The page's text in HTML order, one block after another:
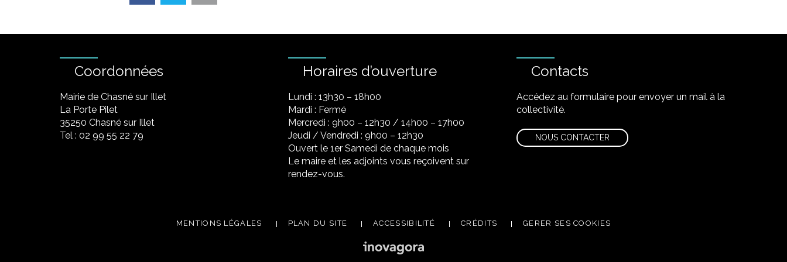
Coordonnées
Mairie de Chasné sur Illet
La Porte Pilet
35250 Chasné sur Illet
Tel : 02 99 55 22 79
Horaires d’ouverture
Lundi : 13h30 – 18h00
Mardi : Fermé
Mercredi : 9h00 – 12h30 / 14h00 – 17h00
Jeudi / Vendredi : 9h00 – 12h30
Ouvert le 1er Samedi de chaque mois
Le maire et les adjoints vous reçoivent sur
rendez-vous.
Contacts
Accédez au formulaire pour envoyer un mail à la
collectivité.
NOUS CONTACTER
MENTIONS LÉGALES PLAN DU SITE ACCESSIBILITÉ CRÉDITS GERER SES COOKIES